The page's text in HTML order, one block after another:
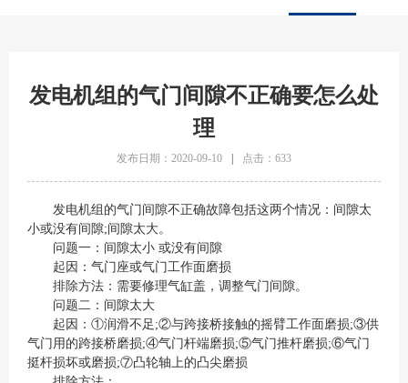
发电机组的气门间隙不正确要怎么处
理
发布日期：2020-09-10 点击：633
发电机组的气门间隙不正确故障包括这两个情况：间隙太
小或没有间隙;间隙太大。
问题一：间隙太小 或没有间隙
起因：气门座或气门工作面磨损
排除方法：需要修理气缸盖，调整气门间隙。
问题二：间隙太大
起因：①润滑不足;②与跨接桥接触的摇臂工作面磨损;③供
气门用的跨接桥磨损;④气门杆端磨损;⑤气门推杆磨损;⑥气门
挺杆损坏或磨损;⑦凸轮轴上的凸尖磨损